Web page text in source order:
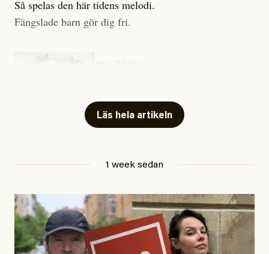
Så spelas den här tidens melodi.
Fängslade barn gör dig fri.
Läs hela artikeln
1 week sedan